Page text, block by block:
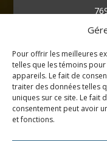
Pour offrir les meilleures
telles que les témoins
appareils. Le fait de
traiter des données telles
uniques sur ce site. Le fait
consentement peut avoir
et fonctions.